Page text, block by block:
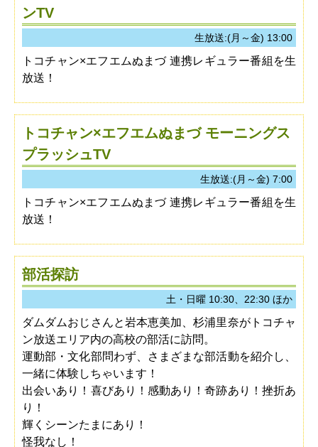
ンTV
生放送:(月～金) 13:00
トコチャン×エフエムぬまづ 連携レギュラー番組を生
放送！
トコチャン×エフエムぬまづ モーニングス
プラッシュTV
生放送:(月～金) 7:00
トコチャン×エフエムぬまづ 連携レギュラー番組を生
放送！
部活探訪
土・日曜 10:30、22:30 ほか
ダムダムおじさんと岩本恵美加、杉浦里奈がトコチャ
ン放送エリア内の高校の部活に訪問。
運動部・文化部問わず、さまざまな部活動を紹介し、
一緒に体験しちゃいます！
出会いあり！喜びあり！感動あり！奇跡あり！挫折あ
り！
輝くシーンたまにあり！
怪我なし！